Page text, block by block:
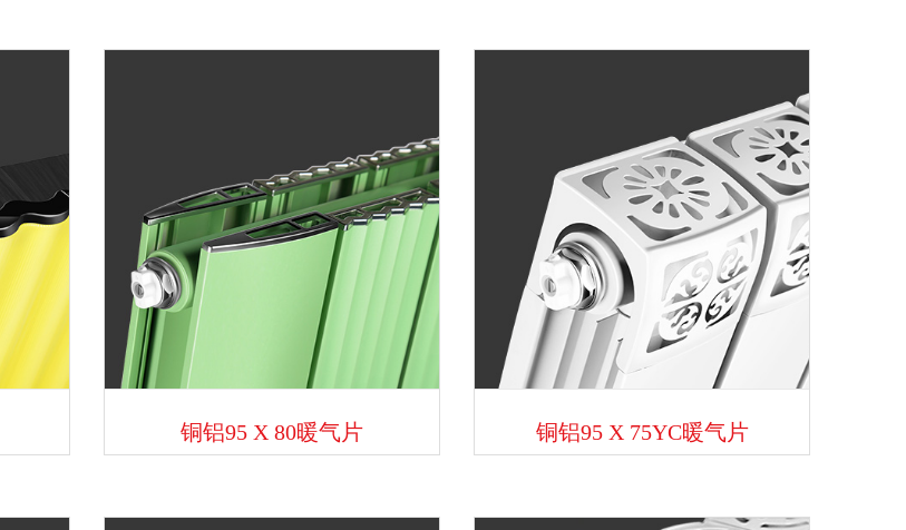
铜铝95 X 80暖气片 铜铝95 X 75YC暖气片